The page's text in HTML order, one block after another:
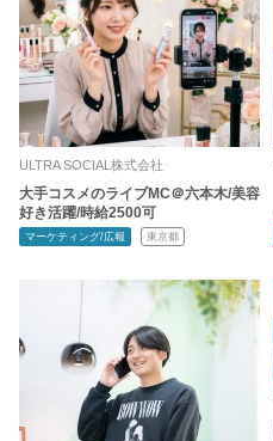
ULTRA SOCIAL株式会社
大手コスメのライブMC＠六本木/美容
好き活躍/時給2500可
マーケティング/広報 東京都